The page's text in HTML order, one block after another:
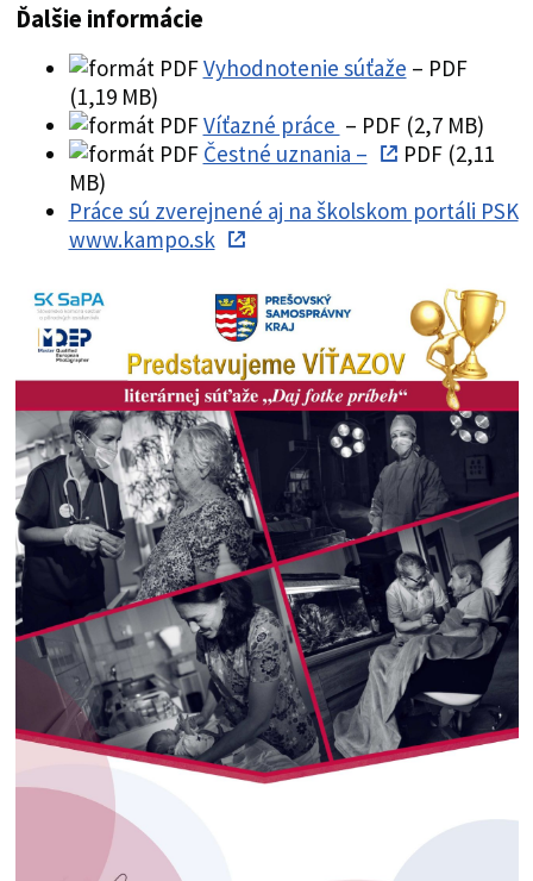
Ďalšie informácie
Vyhodnotenie súťaže – PDF
(1,19 MB)
Víťazné práce – PDF (2,7 MB)
Čestné uznania –
PDF (2,11
MB)
Práce sú zverejnené aj na školskom portáli PSK
www.kampo.sk